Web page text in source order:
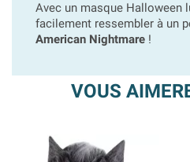
Avec un masque Halloween
facilement ressembler à un
American Nightmare !
VOUS